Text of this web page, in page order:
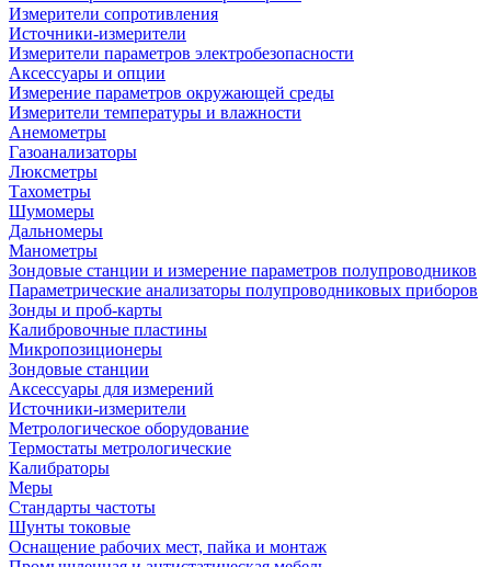
Измерители сопротивления
Источники-измерители
Измерители параметров электробезопасности
Аксессуары и опции
Измерение параметров окружающей среды
Измерители температуры и влажности
Анемометры
Газоанализаторы
Люксметры
Тахометры
Шумомеры
Дальномеры
Манометры
Зондовые станции и измерение параметров полупроводников
Параметрические анализаторы полупроводниковых приборов
Зонды и проб-карты
Калибровочные пластины
Микропозиционеры
Зондовые станции
Аксессуары для измерений
Источники-измерители
Метрологическое оборудование
Термостаты метрологические
Калибраторы
Меры
Стандарты частоты
Шунты токовые
Оснащение рабочих мест, пайка и монтаж